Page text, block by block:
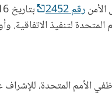
رقم 2452 بتاريخ 16 يناير 2019، وجاء ذلك بعد القرار
لتنفيذ
الأمم المتحدة،